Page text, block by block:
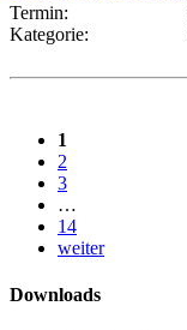
Termin:
Kategorie:
1
2
3
…
14
weiter
Downloads